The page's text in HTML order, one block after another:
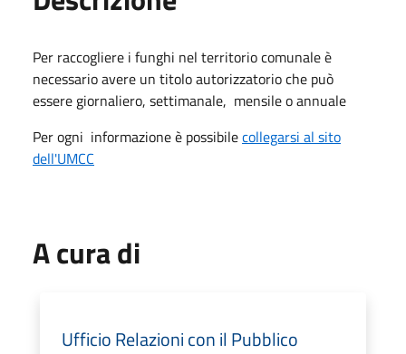
Per raccogliere i funghi nel territorio comunale è
necessario avere un titolo autorizzatorio che può
essere giornaliero, settimanale, mensile o annuale
Per ogni informazione è possibilecollegarsi al sito
dell'UMCC
A cura di
Ufficio Relazioni con il Pubblico